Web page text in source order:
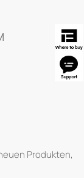
Produkten,